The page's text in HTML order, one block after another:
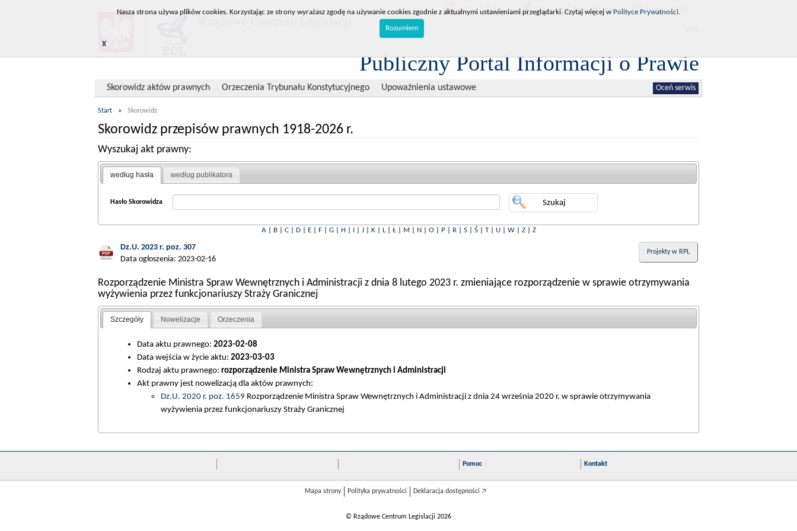
BIP RPL RCL Dziennik Ustaw Monitor Polski
Publiczny Portal Informacji o Prawie
Skorowidz aktów prawnych Orzeczenia Trybunału Konstytucyjnego Upoważnienia ustawowe Oceń serwis
Start » Skorowidz
Skorowidz przepisów prawnych 1918-2026 r.
Wyszukaj akt prawny:
według hasła według publikatora
Hasło Skorowidza
A| B| C| D| E| F| G| H| I| J| K| L| Ł| M N| O| P| R| S| Ś| T| U| W| Z| Ż
Dz.U. 2023 r. poz. 307
Data ogłoszenia: 2023-02-16
Projekty w RPL
Rozporządzenie Ministra Spraw Wewnętrznych i Administracji z dnia 8 lutego 2023 r. zmieniające rozporządzenie w sprawie otrzymywania
wyżywienia przez funkcjonariuszy Straży Granicznej
Szczegóły Nowelizacje Orzeczenia
Data aktu prawnego: 2023-02-08
Data wejścia w życie aktu: 2023-03-03
Rodzaj aktu prawnego: rozporządzenie Ministra Spraw Wewnętrznych i Administracji
Akt prawny jest nowelizacją dla aktów prawnych:
Dz.U. 2020 r. poz. 1659 Rozporządzenie Ministra Spraw Wewnętrznych i Administracji z dnia 24 września 2020 r. w sprawie otrzymywania
wyżywienia przez funkcjonariuszy Straży Granicznej
Pomoc Kontakt
Mapa strony Polityka prywatności Deklaracja dostępności 🡥
© Rządowe Centrum Legislacji 2026
Nasza strona używa plików cookies. Korzystając ze strony wyrażasz zgodę na używanie cookies zgodnie z aktualnymi ustawieniami przeglądarki. Czytaj więcej w Polityce Prywatności.
Rozumiem
X